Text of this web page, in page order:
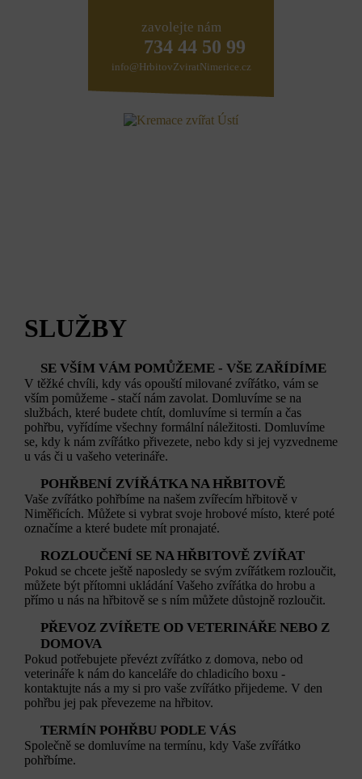
zavolejte nám
734 44 50 99
info@HrbitovZviratNimerice.cz
SLUŽBY
SE VŠÍM VÁM POMŮŽEME - VŠE ZAŘÍDÍME
V těžké chvíli, kdy vás opouští milované zvířátko, vám se
vším pomůžeme - stačí nám zavolat. Domluvíme se na
službách, které budete chtít, domluvíme si termín a čas
pohřbu, vyřídíme všechny formální náležitosti. Domluvíme
se, kdy k nám zvířátko přivezete, nebo kdy si jej vyzvedneme
u vás či u vašeho veterináře.
POHŘBENÍ ZVÍŘÁTKA NA HŘBITOVĚ
Vaše zvířátko pohřbíme na našem zvířecím hřbitově v
Niměřicích. Můžete si vybrat svoje hrobové místo, které poté
označíme a které budete mít pronajaté.
ROZLOUČENÍ SE NA HŘBITOVĚ ZVÍŘAT
Pokud se chcete ještě naposledy se svým zvířátkem rozloučit,
můžete být přítomni ukládání Vašeho zvířátka do hrobu a
přímo u nás na hřbitově se s ním můžete důstojně rozloučit.
PŘEVOZ ZVÍŘETE OD VETERINÁŘE NEBO Z
DOMOVA
Pokud potřebujete převézt zvířátko z domova, nebo od
veterináře k nám do kanceláře do chladicího boxu -
kontaktujte nás a my si pro vaše zvířátko přijedeme. V den
pohřbu jej pak převezeme na hřbitov.
TERMÍN POHŘBU PODLE VÁS
Společně se domluvíme na termínu, kdy Vaše zvířátko
pohřbíme.